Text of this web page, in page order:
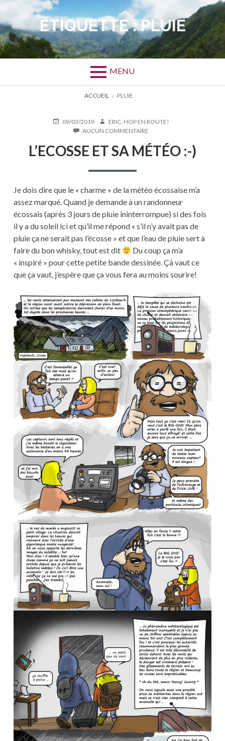
au
contenu
ÉTIQUETTE :PLUIE
MENU
D'ARIANE
ACCUEIL PLUIE
PUBLIÉ09/03/2019 AUTEUR
ERIC, HOP EN ROUTE!
AUCUN COMMENTAIRE
ET
SA
L’ECOSSE ET SA MÉTÉO :-)
Je dois dire que le « charme » de la météo écossaise m’a
assez marqué. Quand je demande à un randonneur
écossais (après 3 jours de pluie ininterrompue) si des fois
il y a du soleil ici et qu’il me répond « s’il n’y avait pas de
pluie ça ne serait pas l’écosse » et que l’eau de pluie sert à
faire du bon whisky, tout est dit
Du coup ça m’a
« inspiré » pour cette petite bande dessinée. Çà vaut ce
que ça vaut, j’espère que ça vous fera au moins sourire!